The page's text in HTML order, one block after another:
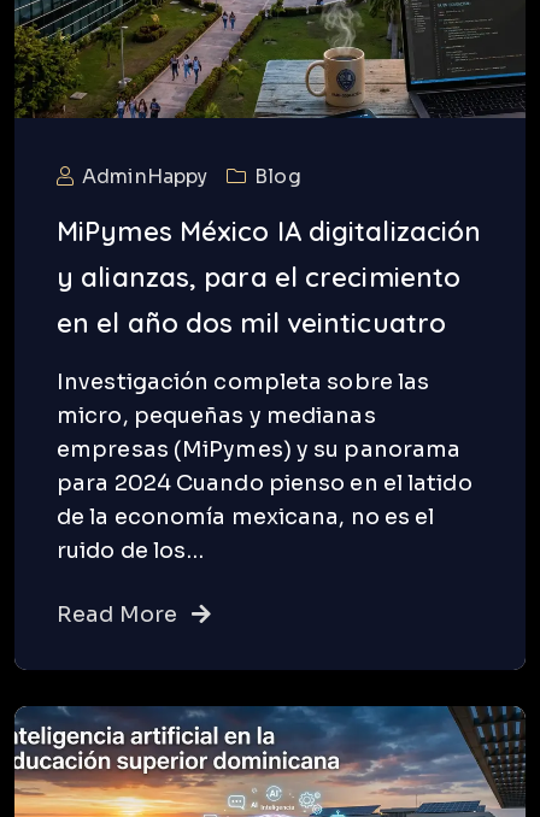
AdminHappy Blog
MiPymes México IA digitalización
y alianzas, para el crecimiento
en el año dos mil veinticuatro
Investigación completa sobre las
micro, pequeñas y medianas
empresas (MiPymes) y su panorama
para 2024 Cuando pienso en el latido
de la economía mexicana, no es el
ruido de los…
Read More